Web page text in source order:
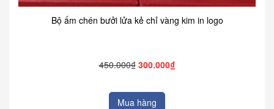
Bộ ấm chén bưởi lửa kẻ chỉ vàng kim in logo
450.000₫ 300.000₫
Mua hàng